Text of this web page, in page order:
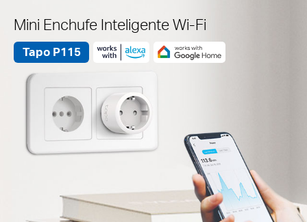
Mini Enchufe Inteligente Wi-Fi
Tapo P115